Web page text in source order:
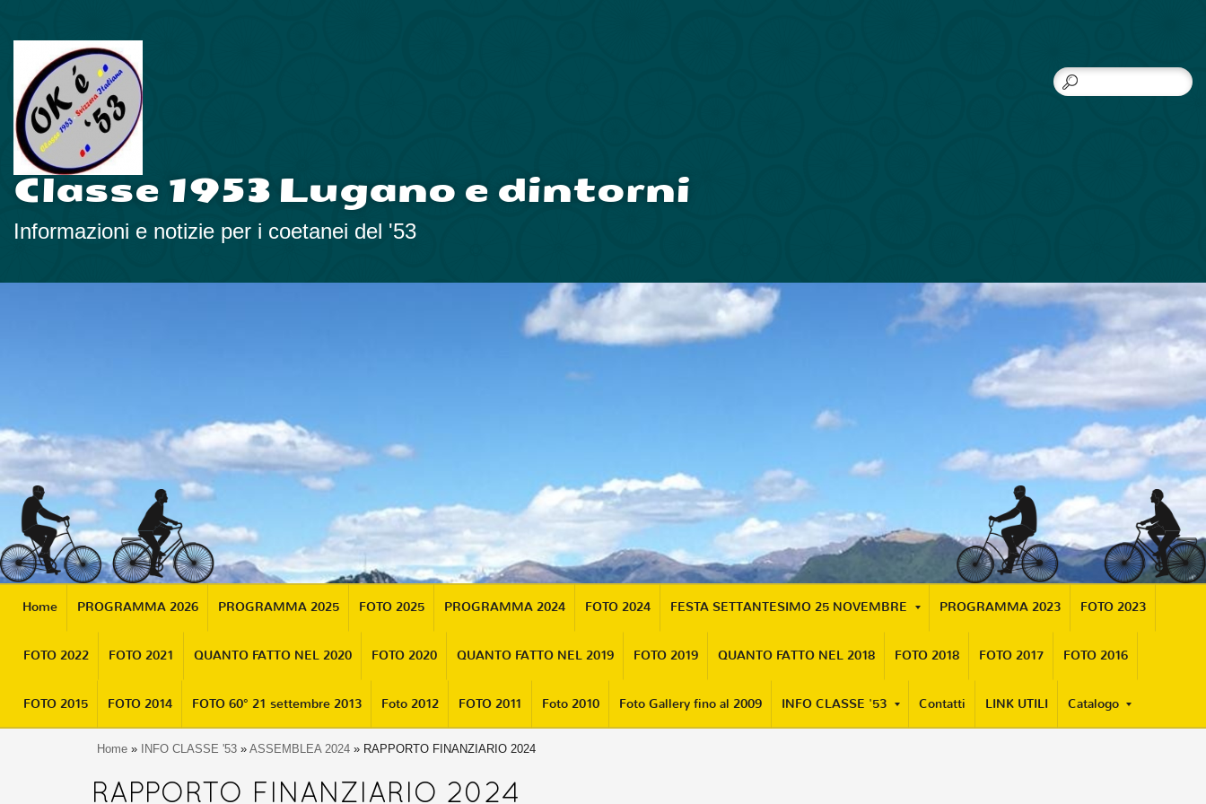
Classe 1953 Lugano e dintorni
Informazioni e notizie per i coetanei del '53
Home PROGRAMMA 2026 PROGRAMMA 2025 FOTO 2025 PROGRAMMA 2024 FOTO 2024 FESTA SETTANTESIMO 25 NOVEMBRE PROGRAMMA 2023 FOTO 2023
FOTO 2022 FOTO 2021 QUANTO FATTO NEL 2020 FOTO 2020 QUANTO FATTO NEL 2019 FOTO 2019 QUANTO FATTO NEL 2018 FOTO 2018 FOTO 2017 FOTO 2016
FOTO 2015 FOTO 2014 FOTO 60° 21 settembre 2013 Foto 2012 FOTO 2011 Foto 2010 Foto Gallery fino al 2009 INFO CLASSE '53 Contatti LINK UTILI Catalogo
Home » INFO CLASSE '53 » ASSEMBLEA 2024 » RAPPORTO FINANZIARIO 2024
RAPPORTO FINANZIARIO 2024